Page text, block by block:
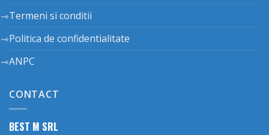
Termeni si conditii
Politica de confidentialitate
ANPC
CONTACT
BEST M SRL